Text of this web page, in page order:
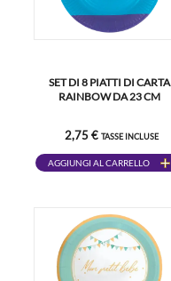
SET DI 8 PIATTI DI CARTA
RAINBOW DA 23 CM
2,75 € TASSE INCLUSE
AGGIUNGI AL CARRELLO